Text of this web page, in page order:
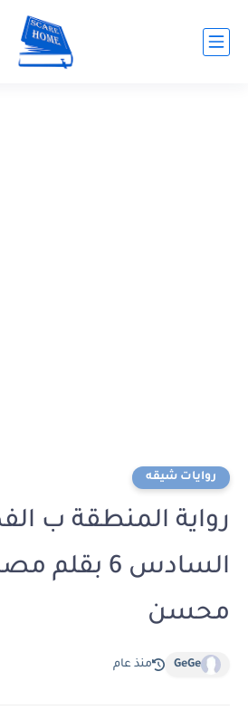
روايات شيقه
رواية المنطقة ب
السادس 6
محسن
GeGe منذ عام